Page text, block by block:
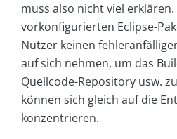
muss also nicht viel
vorkonfigurierten Eclipse-
Nutzer keinen
auf sich nehmen, um das
Quellcode-Repository usw.
können sich gleich auf die
konzentrieren.